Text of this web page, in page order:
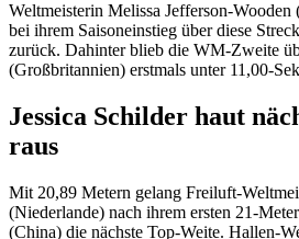
Weltmeisterin Melissa Jefferson-
bei ihrem Saisoneinstieg über diese
zurück. Dahinter blieb die WM-Zweite
(Großbritannien) erstmals unter 11,00-
Jessica Schilder haut
raus
Mit 20,89 Metern gelang Freiluft-
(Niederlande) nach ihrem ersten 21-
(China) die nächste Top-Weite. Hallen-